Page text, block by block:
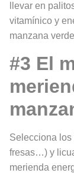
llevar en
vitamínico y
manzana
#3 El
Selecciona los
fresas…) y
merienda